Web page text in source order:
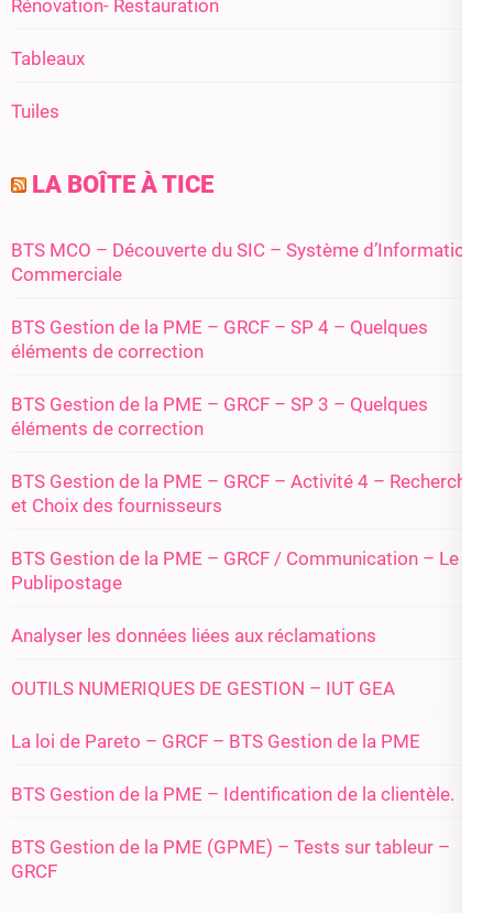
Rénovation- Restauration
Tableaux
Tuiles
LA BOÎTE À TICE
BTS MCO – Découverte du SIC – Système d’Information
Commerciale
BTS Gestion de la PME – GRCF – SP 4 – Quelques
éléments de correction
BTS Gestion de la PME – GRCF – SP 3 – Quelques
éléments de correction
BTS Gestion de la PME – GRCF – Activité 4 – Recherche
et Choix des fournisseurs
BTS Gestion de la PME – GRCF / Communication – Le
Publipostage
Analyser les données liées aux réclamations
OUTILS NUMERIQUES DE GESTION – IUT GEA
La loi de Pareto – GRCF – BTS Gestion de la PME
BTS Gestion de la PME – Identification de la clientèle.
BTS Gestion de la PME (GPME) – Tests sur tableur –
GRCF